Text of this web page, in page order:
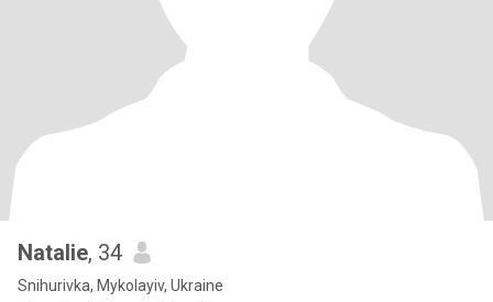
Natalie, 34
Snihurivka, Mykolayiv, Ukraine